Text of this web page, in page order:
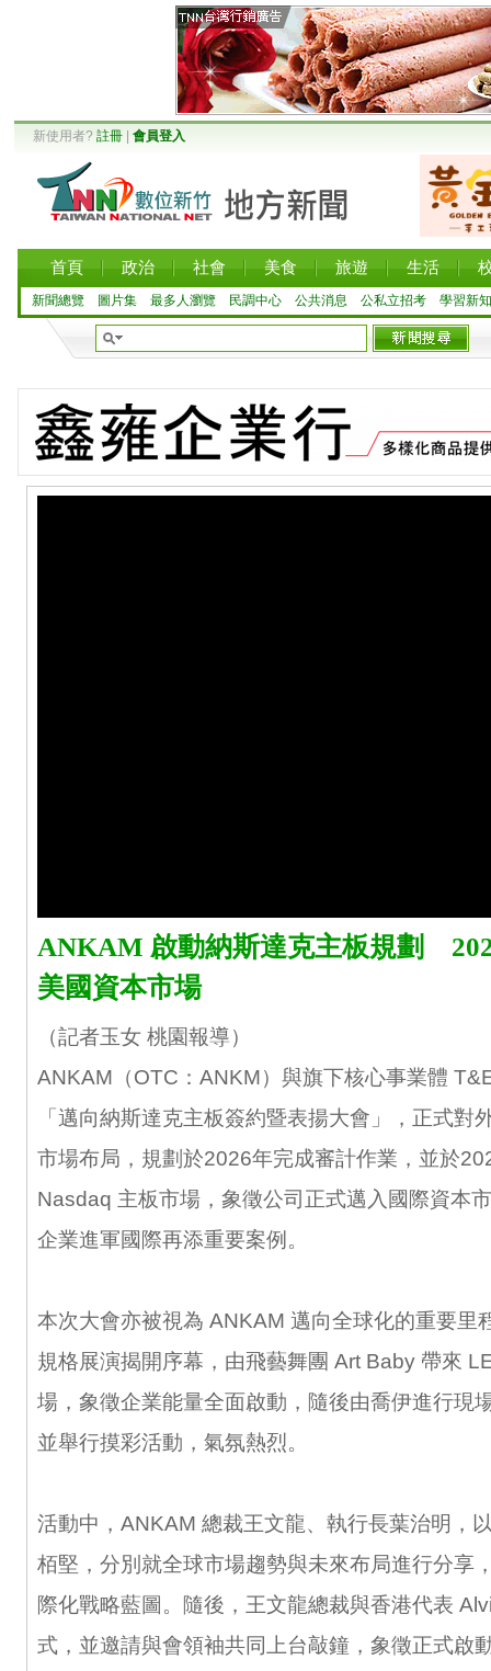
新使用者? 註冊 會員登入
首頁 政治 社會 美食 旅遊 生活
新聞總覽 圖片集 最多人瀏覽 民調中心 公共消息 公私立招考 學習新知
ANKAM 啟動納斯達克主板規劃
美國資本市場
（記者玉女 桃園報導）
ANKAM（OTC：ANKM）與旗下核心事業體
「邁向納斯達克主板簽約暨表揚大會」，正式對
市場布局，規劃於2026年完成審計作業，並於
Nasdaq 主板市場，象徵公司正式邁入國際資本
企業進軍國際再添重要案例。
本次大會亦被視為 ANKAM 邁向全球化的重要里
規格展演揭開序幕，由飛藝舞團 Art Baby 帶來
場，象徵企業能量全面啟動，隨後由喬伊進行現
並舉行摸彩活動，氣氛熱烈。
活動中，ANKAM 總裁王文龍、執行長葉治明，
栢堅，分別就全球市場趨勢與未來布局進行分享
際化戰略藍圖。隨後，王文龍總裁與香港代表
式，並邀請與會領袖共同上台敲鐘，象徵正式啟